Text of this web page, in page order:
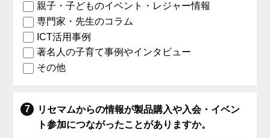
親子・子どものイベント・レジャー情報
専門家・先生のコラム
ICT活用事例
著名人の子育て事例やインタビュー
その他
リセマムからの情報が製品購入や入会・イベン
ト参加につながったことがありますか。